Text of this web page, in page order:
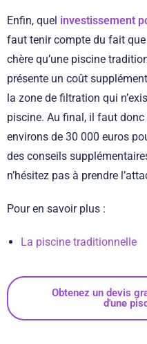
Enfin, quel investissement
faut tenir compte du fait
chère qu’une piscine
présente un coût
la zone de filtration qui
piscine. Au final, il faut
environs de 30 000 euros
des conseils
n’hésitez pas à prendre
Pour en savoir plus :
La piscine traditionnelle
Obtenez un devis
d'une